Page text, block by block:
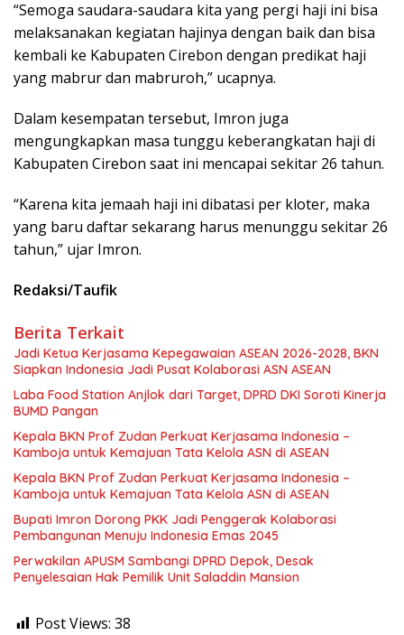
“Semoga saudara-saudara kita yang pergi haji ini bisa
melaksanakan kegiatan hajinya dengan baik dan bisa
kembali ke Kabupaten Cirebon dengan predikat haji
yang mabrur dan mabruroh,” ucapnya.
Dalam kesempatan tersebut, Imron juga
mengungkapkan masa tunggu keberangkatan haji di
Kabupaten Cirebon saat ini mencapai sekitar 26 tahun.
“Karena kita jemaah haji ini dibatasi per kloter, maka
yang baru daftar sekarang harus menunggu sekitar 26
tahun,” ujar Imron.
Redaksi/Taufik
Berita Terkait
Jadi Ketua Kerjasama Kepegawaian ASEAN 2026-2028, BKN
Siapkan Indonesia Jadi Pusat Kolaborasi ASN ASEAN
Laba Food Station Anjlok dari Target, DPRD DKI Soroti Kinerja
BUMD Pangan
Kepala BKN Prof Zudan Perkuat Kerjasama Indonesia –
Kamboja untuk Kemajuan Tata Kelola ASN di ASEAN
Kepala BKN Prof Zudan Perkuat Kerjasama Indonesia –
Kamboja untuk Kemajuan Tata Kelola ASN di ASEAN
Bupati Imron Dorong PKK Jadi Penggerak Kolaborasi
Pembangunan Menuju Indonesia Emas 2045
Perwakilan APUSM Sambangi DPRD Depok, Desak
Penyelesaian Hak Pemilik Unit Saladdin Mansion
Post Views: 38